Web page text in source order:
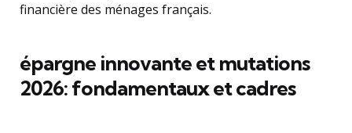
financière des ménages français.
épargne innovante et mutations
2026: fondamentaux et cadres